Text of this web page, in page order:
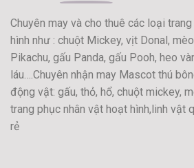
Chuyên may và cho thuê các loại
hình như : chuột Mickey, vịt Donal,
Pikachu, gấu Panda, gấu Pooh, heo
láu….Chuyên nhận may Mascot thú
động vật: gấu, thỏ, hổ, chuột mickey,
trang phục nhân vật hoạt hình,linh vật
rẻ